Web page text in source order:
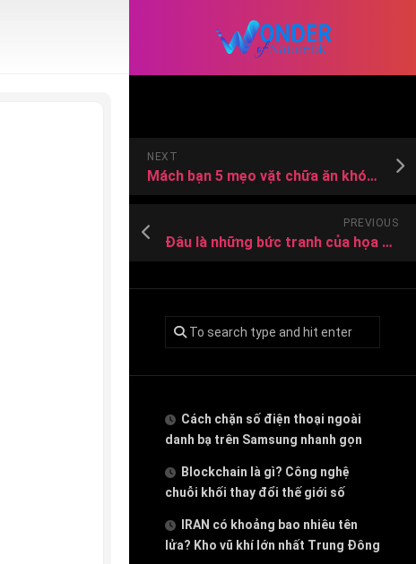
NEXT
Mách bạn 5 mẹo vặt chữa ăn khó tiêu hiệu quả ngay tại nhà
PREVIOUS
Đâu là những bức tranh của họa sĩ Van Gogh nổi tiếng và đắt giá nhất?
Cách chặn số điện thoại ngoài
danh bạ trên Samsung nhanh gọn
Blockchain là gì? Công nghệ
chuỗi khối thay đổi thế giới số
IRAN có khoảng bao nhiêu tên
lửa? Kho vũ khí lớn nhất Trung Đông